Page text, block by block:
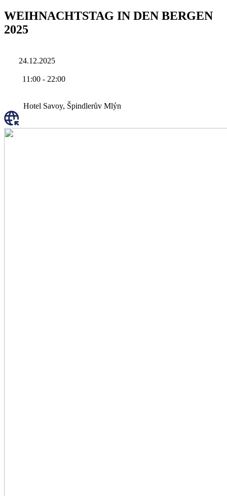
WEIHNACHTSTAG IN DEN BERGEN
2025
24.12.2025
11:00 - 22:00
Hotel Savoy, Špindlerův Mlýn